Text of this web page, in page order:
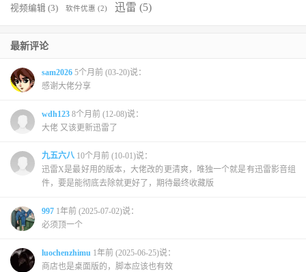
视频编辑 (3) 软件优惠 (2) 迅雷 (5)
最新评论
sam2026 5个月前 (03-20)说：
感谢大佬分享
wdh123 8个月前 (12-08)说：
大佬 又该更新迅雷了
九五六八 10个月前 (10-01)说：
迅雷X是最好用的版本，大佬改的更清爽，唯独一个就是有迅雷影音组
件，要是能彻底去除就更好了，期待最终收藏版
997 1年前 (2025-07-02)说：
必须顶一个
luochenzhimu 1年前 (2025-06-25)说：
商店也是桌面版的，脚本应该也有效